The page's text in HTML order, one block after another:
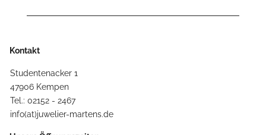
Kontakt
Studentenacker 1
47906 Kempen
Tel.: 02152 - 2467
info(at)juwelier-martens.de